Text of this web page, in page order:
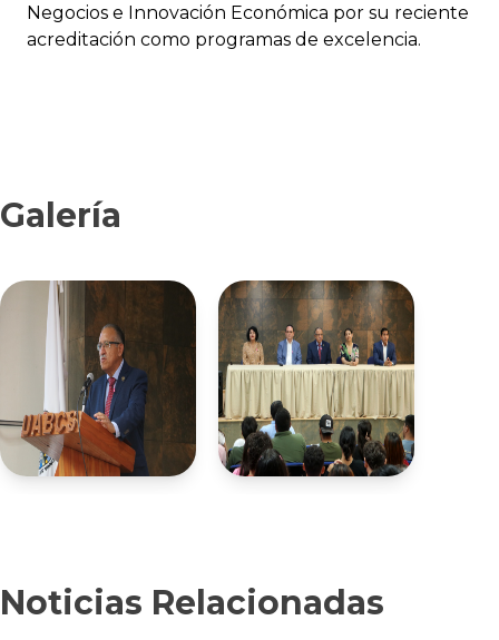
Negocios e Innovación Económica por su reciente
acreditación como programas de excelencia.
Galería
Noticias Relacionadas